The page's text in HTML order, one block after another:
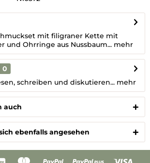
mit filigraner Kette mit
und Ohrringe aus Nussbaum... mehr
0
schreiben und diskutieren... mehr
auch
ebenfalls angesehen